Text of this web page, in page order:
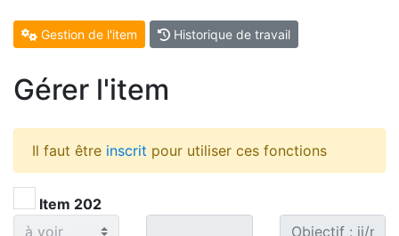
Gestion de l'item Historique de travail
Gérer l'item
Il faut être inscrit pour utiliser ces fonctions
Item 202